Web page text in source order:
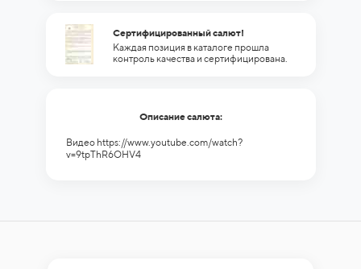
Сертифицированный салют!
Каждая позиция в каталоге прошла
контроль качества и сертифицирована.
Описание салюта:
Видео https://www.youtube.com/watch?
v=9tpThR6OHV4